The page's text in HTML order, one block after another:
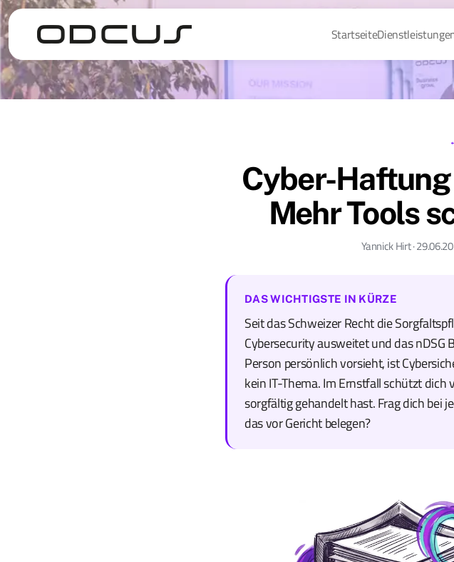
Startseite
Cyber-
Mehr Tools
Yannick Hirt ·
DAS WICHTIGSTE IN KÜRZE
Seit das Schweizer Recht die
Cybersecurity ausweitet und das
Person persönlich vorsieht, ist
kein IT-Thema. Im Ernstfall schützt
sorgfältig gehandelt hast. Frag dich bei
das vor Gericht belegen?